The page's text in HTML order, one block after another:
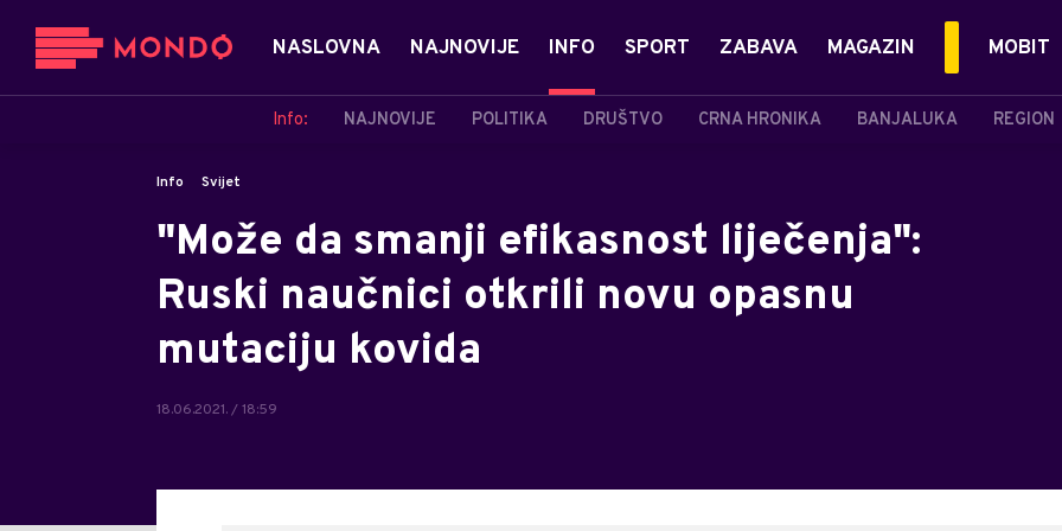
NASLOVNA NAJNOVIJE INFO
Info: NAJNOVIJE POLITIKA DRUŠTVO CRNA HRONIKA BANJALUKA REGION
SPORT ZABAVA MAGAZIN MOBIT
Info Svijet
"Može da smanji efikasnost liječenja":
Ruski naučnici otkrili novu opasnu
mutaciju kovida
18.06.2021. / 18:59